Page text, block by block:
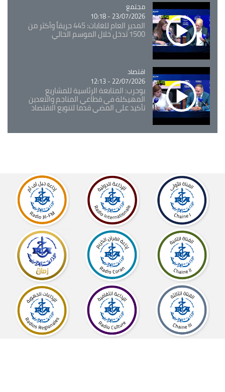
Catégorie
مجتمع
23/07/2026 - 10:18
المدير العام للغابات: 445 حريقاً وأكثر من
1500 تدخل خلال الموسم الحالي
Catégorie
اقتصاد
22/07/2026 - 12:13
بوحرب: المتابعة الرئاسية للمشاريع
المهيكلة في قطاعي المناجم والتعدين
تأكيد على المضي قدما لتنويع الاقتصاد